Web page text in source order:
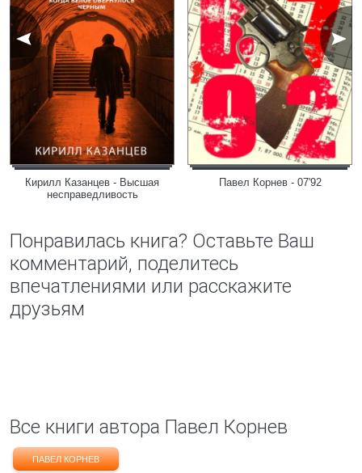
Кирилл Казанцев - Высшая
несправедливость
Павел Корнев - 07'92
Понравилась книга? Оставьте Ваш
комментарий, поделитесь
впечатлениями или расскажите
друзьям
Все книги автора Павел Корнев
ПАВЕЛ КОРНЕВ